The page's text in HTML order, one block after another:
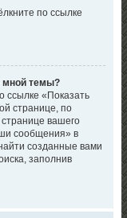
по ссылке
мной темы?
ссылке «Показать
странице, по
вашего
сообщения» в
созданные вами
заполнив